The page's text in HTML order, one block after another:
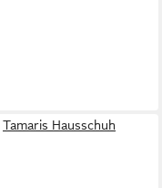
Tamaris Hausschuh